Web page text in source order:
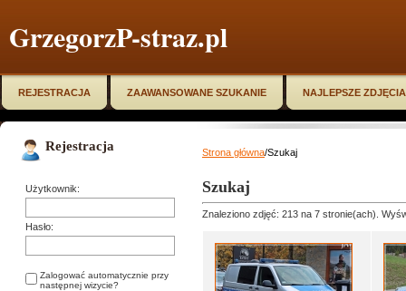
GrzegorzP-straz.pl
REJESTRACJA ZAAWANSOWANE SZUKANIE NAJLEPSZE ZDJĘCIA
Rejestracja
Użytkownik:
Hasło:
Zalogować automatycznie przy
następnej wizycie?
Strona główna/Szukaj
Szukaj
Znaleziono zdjęć: 213 na 7 stronie(ach).